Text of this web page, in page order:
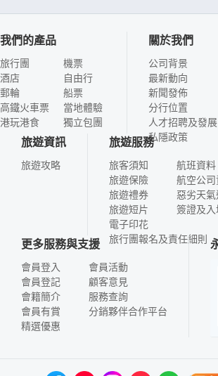
我們的產品
旅行團
酒店
郵輪
高鐵火車票
港玩港食
機票
自由行
船票
當地體驗
獨立包團
關於我們
公司背景
最新動向
新聞發佈
分行位置
人才招聘及發展
私隱政策
旅遊資訊
旅遊攻略
旅遊服務
旅客須知
旅遊保險
旅遊禮券
旅遊短片
電子印花
航班資料
航空公
惡劣天
簽證及
旅行團報名及責任細則
更多服務與支援
會員登入
會員登記
會籍簡介
會員有賞
精選優惠
會員活動
顧客意見
服務查詢
分銷夥伴合作平台